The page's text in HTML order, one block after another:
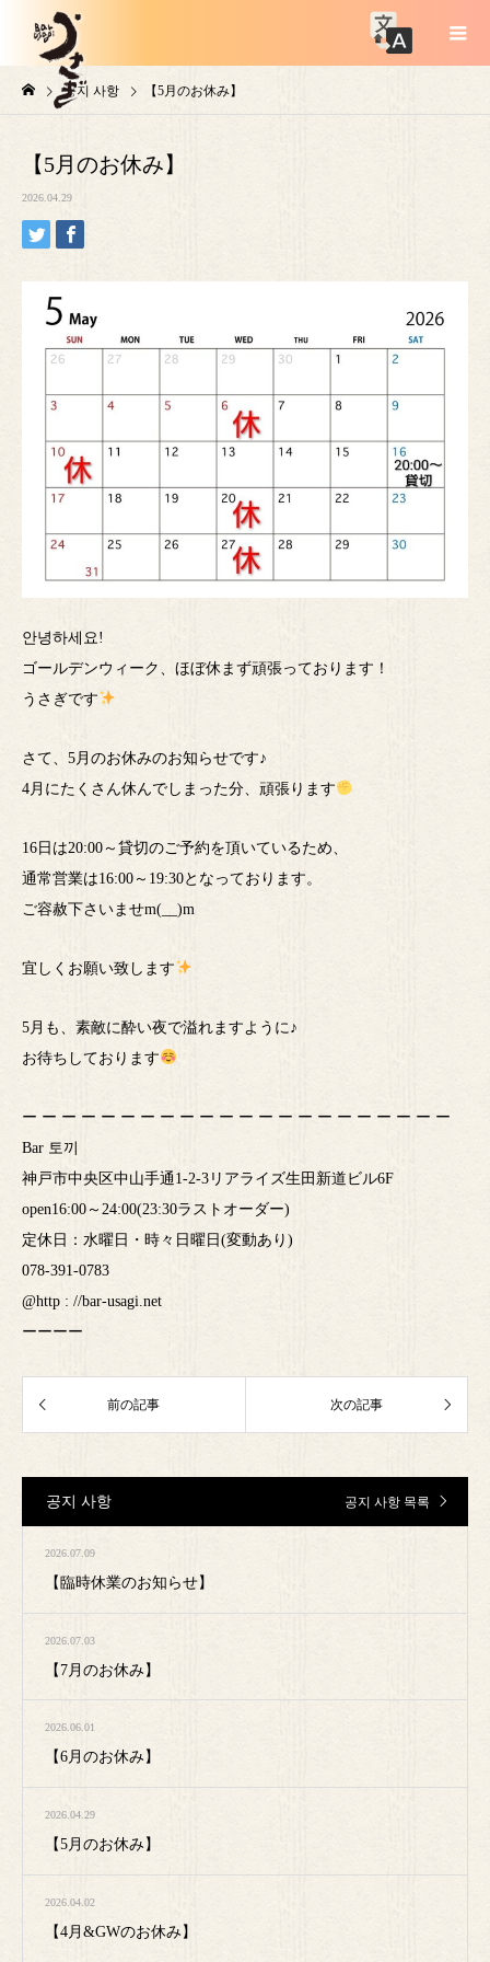
공지 사항 【5月のお休み】
【5月のお休み】
2026.04.29
안녕하세요!
ゴールデンウィーク、ほぼ休まず頑張っております！
うさぎです
さて、5月のお休みのお知らせです♪
4月にたくさん休んでしまった分、頑張ります
16日は20:00～貸切のご予約を頂いているため、
通常営業は16:00～19:30となっております。
ご容赦下さいませm(__)m
宜しくお願い致します
5月も、素敵に酔い夜で溢れますように♪
お待ちしております
ー ー ー ー ー ー ー ー ー ー ー ー ー ー ー ー ー ー ー ー ー ー
Bar 토끼
神戸市中央区中山手通1-2-3リアライズ生田新道ビル6F
open16:00～24:00(23:30ラストオーダー)
定休日：水曜日・時々日曜日(変動あり)
078-391-0783
@http : //bar-usagi.net
ーーーー
공지 사항 공지 사항 목록
2026.07.09
【臨時休業のお知らせ】
2026.07.03
【7月のお休み】
2026.06.01
【6月のお休み】
2026.04.29
【5月のお休み】
2026.04.02
【4月&GWのお休み】